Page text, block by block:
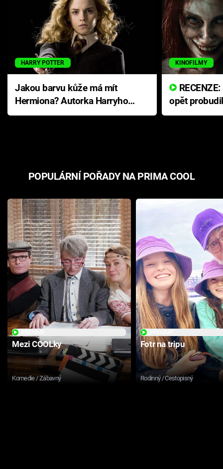
HARRY POTTER
Jakou barvu kůže má mít
Hermiona? Autorka Harryho
Pottera přišla s ráznou
KINOFILMY
opět
přichází s
POPULÁRNÍ POŘADY NA PRIMA COOL
Mezi COOLky
Komedie / Zábavný
Fotr na tripu
Rodinný / Cestopisný